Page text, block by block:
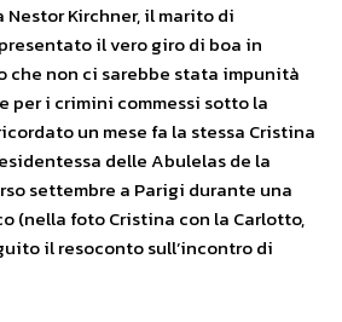
Kirchner, il marito di
il vero giro di boa in
non ci sarebbe stata impunità
per i crimini commessi sotto la
un mese fa la stessa Cristina
delle Abulelas de la
settembre a Parigi durante una
(nella foto Cristina con la Carlotto,
il resoconto sull’incontro di